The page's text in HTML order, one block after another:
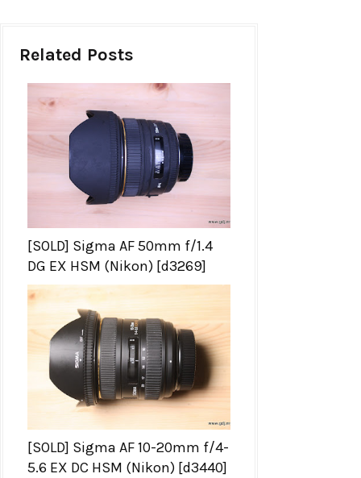
Related Posts
[SOLD] Sigma AF 50mm f/1.4
DG EX HSM (Nikon) [d3269]
[SOLD] Sigma AF 10-20mm f/4-
5.6 EX DC HSM (Nikon) [d3440]